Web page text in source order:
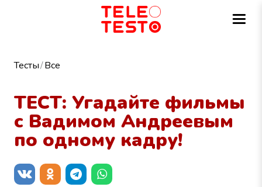
Тесты Все
ТЕСТ: Угадайте фильмы
с Вадимом Андреевым
по одному кадру!